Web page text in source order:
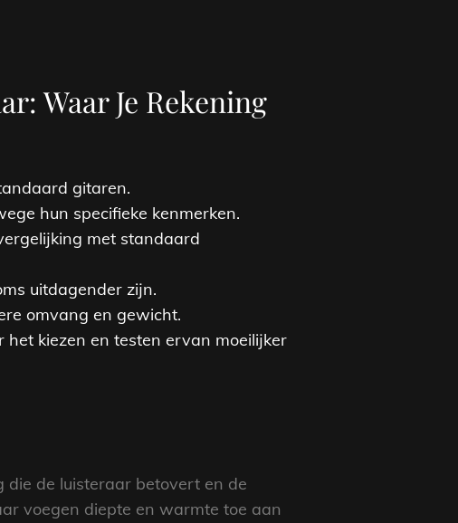
Waar Je Rekening
gitaren.
hun specifieke kenmerken.
met standaard
uitdagender zijn.
omvang en gewicht.
kiezen en testen ervan moeilijker
de luisteraar betovert en de
voegen diepte en warmte toe aan